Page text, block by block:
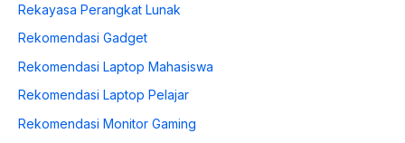
Rekayasa Perangkat Lunak
Rekomendasi Gadget
Rekomendasi Laptop Mahasiswa
Rekomendasi Laptop Pelajar
Rekomendasi Monitor Gaming